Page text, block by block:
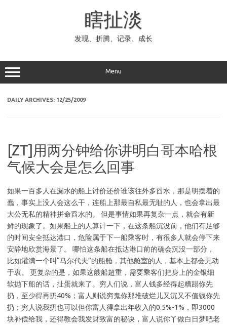
瞎扯淡
发现、折腾、记录、成长
Menu
DAILY ARCHIVES: 12/25/2009
[ZT]用两分钟给你讲明白哥本哈根
气候大会是怎么回事
如果一百多人在漏水的船上讨价还价谁该往外多舀水，那是明摆着的
蠢，事实上没人会这么干，连船上那最自私最无耻的人，也会拿出最
大公无私的精神拼命舀水的。 但是事情如果再复杂一点，就会有新
鲜的现象了。如果船上的人算计一下，在这条船沉没前，他们有足够
的时间安全抵达港口，危险属于下一船乘客时，有很多人就会停下来
安静地欣赏海景了。 哪怕这条船在抵达港口前的确会沉没一部分，
比如灌满一个叫“马尔代夫”的船舱，其他舱室的人，基本上都会无动
于衷。 更复杂的是，如果这艘船超重，需要乘客们把身上的金银细
软抛下船的话，扯蛋就来了。穷人们说，富人钱多经得起糟蹋你先
扔，至少得再扔40%；富人则说穷鬼你那堆破烂儿又沉又不值钱你先
扔；穷人说我扔也可以但你富人得拿出年收入的0.5%-1%，即3000
块补偿给我，还得教会我发财致富的秘诀，富人说你丫做白日梦吧老